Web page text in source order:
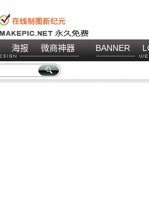
海报 微商神器 BANNER